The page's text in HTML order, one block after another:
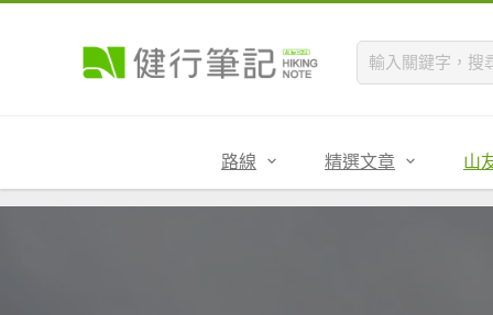
路線 精選文章 山